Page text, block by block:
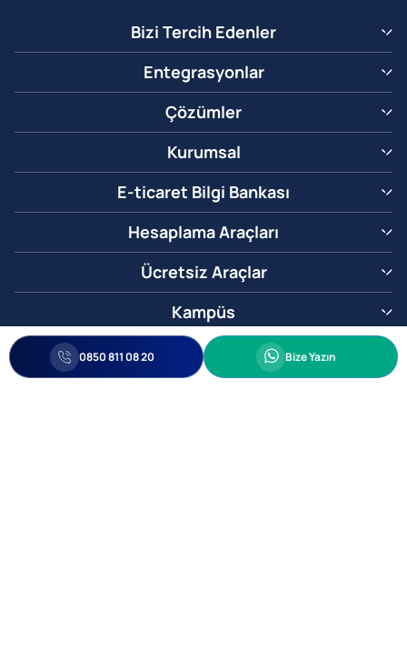
Bizi Tercih Edenler
Entegrasyonlar
Çözümler
Kurumsal
E-ticaret Bilgi Bankası
Hesaplama Araçları
Ücretsiz Araçlar
Kampüs
0850 811 08 20 Whatsapp
Bize Yazın
0850 811 08 20